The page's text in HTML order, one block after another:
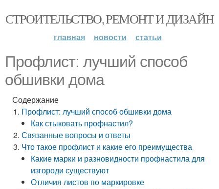
СТРОИТЕЛЬСТВО, РЕМОНТ И ДИЗАЙН
главная новости статьи
Профлист: лучший способ
обшивки дома
Содержание
Профлист: лучший способ обшивки дома
Как стыковать профнастил?
Связанные вопросы и ответы
Что такое профлист и какие его преимущества
Какие марки и разновидности профнастила для
изгороди существуют
Отличия листов по маркировке